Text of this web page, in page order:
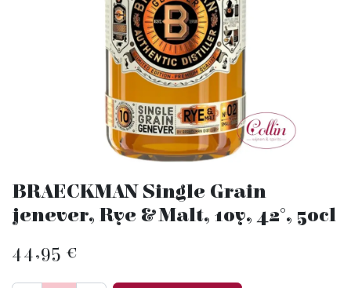
BRAECKMAN Single Grain
jenever, Rye & Malt, 10y, 42°, 50cl
44,95 €